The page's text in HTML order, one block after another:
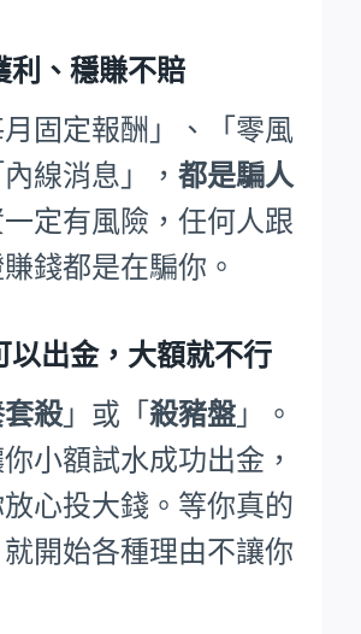
利、穩賺不賠
固定報酬」、「零風
線消息」， 都是騙人
一定有風險，任何人跟
錢都是在騙你。
以出金，大額就不行
殺」或「 殺豬盤 」。
小額試水成功出金，
心投大錢。等你真的
開始各種理由不讓你